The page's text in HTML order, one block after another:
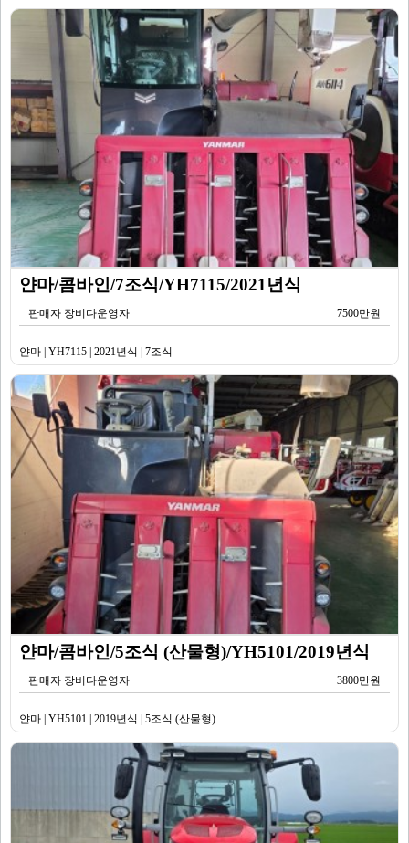
얀마/콤바인/7조식/YH7115/2021년식
판매자 장비다운영자 7500만원
얀마 | YH7115 | 2021년식 | 7조식
얀마/콤바인/5조식 (산물형)/YH5101/2019년식
판매자 장비다운영자 3800만원
얀마 | YH5101 | 2019년식 | 5조식 (산물형)